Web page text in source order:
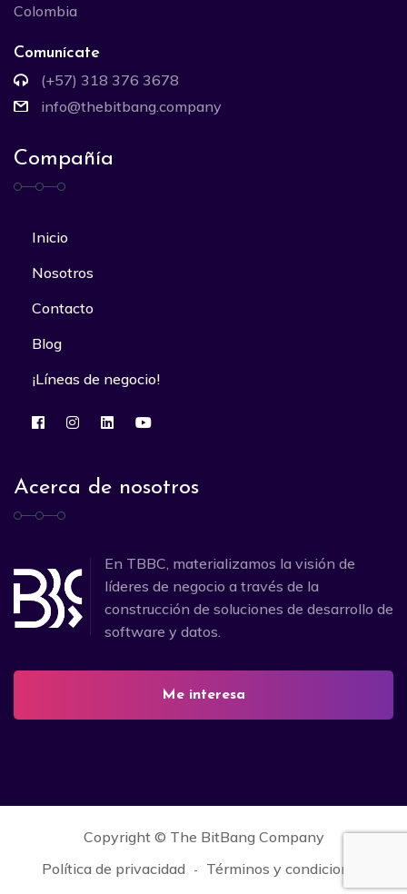
Colombia
Comunícate
(+57) 318 376 3678
info@thebitbang.company
Compañía
Inicio
Nosotros
Contacto
Blog
¡Líneas de negocio!
Acerca de nosotros
En TBBC, materializamos la visión de
líderes de negocio a través de la
construcción de soluciones de desarrollo de
software y datos.
Me interesa
Copyright © The BitBang Company
Política de privacidad
Términos y condiciones